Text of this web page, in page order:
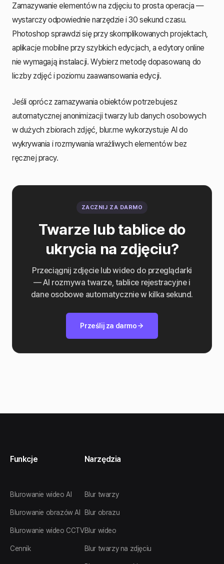
Zamazywanie elementów na zdjęciu to prosta operacja —
wystarczy odpowiednie narzędzie i 30 sekund czasu.
Photoshop sprawdzi się przy skomplikowanych projektach,
aplikacje mobilne przy szybkich edycjach, a edytory online
nie wymagają instalacji. Wybierz metodę dopasowaną do
liczby zdjęć i poziomu zaawansowania edycji.
Jeśli oprócz zamazywania obiektów potrzebujesz
automatycznej anonimizacji twarzy lub danych osobowych
w dużych zbiorach zdjęć, blur.me wykorzystuje AI do
wykrywania i rozmywania wrażliwych elementów bez
ręcznej pracy.
ZACZNIJ ZA DARMO
Twarze lub tablice do
ukrycia na zdjęciu?
Przeciągnij zdjęcie lub wideo do przeglądarki
— AI rozmywa twarze, tablice rejestracyjne i
dane osobowe automatycznie w kilka sekund.
Prześlij za darmo
Funkcje
Blurowanie wideo AI
Blurowanie obrazów AI
Blurowanie wideo CCTV
Cennik
Narzędzia
Blur twarzy
Blur obrazu
Blur wideo
Blur twarzy na zdjęciu